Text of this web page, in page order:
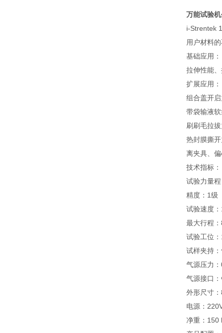
万能试验
i-Strentek
用户材料
基础应用：
拉伸性能
扩展应用：
组合盖开
带袋输液
刷刷毛拉
热封膜撕
离夹具、
技术指标：
试验力量
精度：1级
试验速度
最大行程
试验工位
试样夹持
气源压力
气源接口
外形尺寸
电源：
净重：150